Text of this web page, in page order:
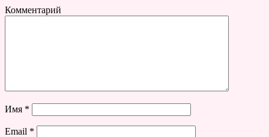
Комментарий
Имя *
Email *